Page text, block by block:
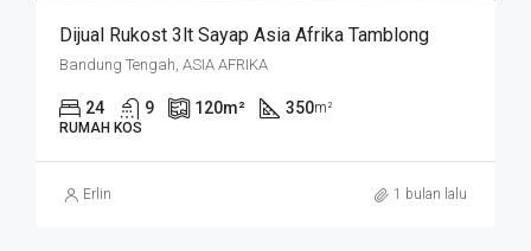
Dijual Rukost 3lt Sayap Asia Afrika Tamblong
Bandung Tengah, ASIA AFRIKA
24 9 120m² 350m²
RUMAH KOS
Erlin 1 bulan lalu